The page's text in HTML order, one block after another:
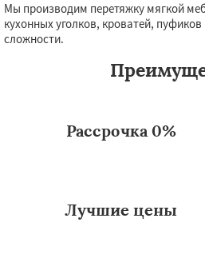
Мы производим перетяжку мягкой
кухонных уголков, кроватей,
сложности.
Рассрочка 0%
Лучшие цены